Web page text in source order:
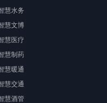
慧水务
慧文博
慧医疗
慧制药
慧暖通
慧交通
慧酒管